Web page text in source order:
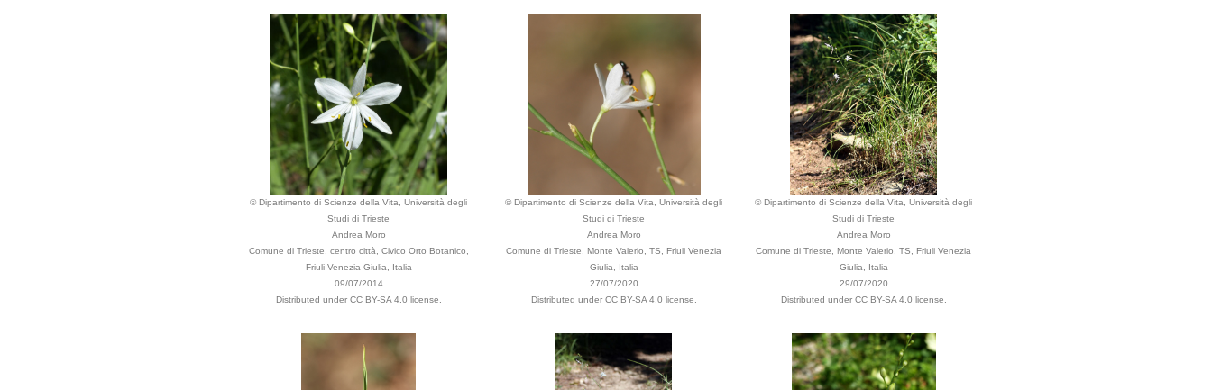
© Dipartimento di Scienze della Vita, Università degli
Studi di Trieste
Andrea Moro
Comune di Trieste, centro città, Civico Orto Botanico,
Friuli Venezia Giulia, Italia
09/07/2014
Distributed under CC BY-SA 4.0 license.
© Dipartimento di Scienze della Vita, Università degli
Studi di Trieste
Andrea Moro
Comune di Trieste, Monte Valerio, TS, Friuli Venezia
Giulia, Italia
27/07/2020
Distributed under CC BY-SA 4.0 license.
© Dipartimento di Scienze della Vita, Università degli
Studi di Trieste
Andrea Moro
Comune di Trieste, Monte Valerio, TS, Friuli Venezia
Giulia, Italia
29/07/2020
Distributed under CC BY-SA 4.0 license.